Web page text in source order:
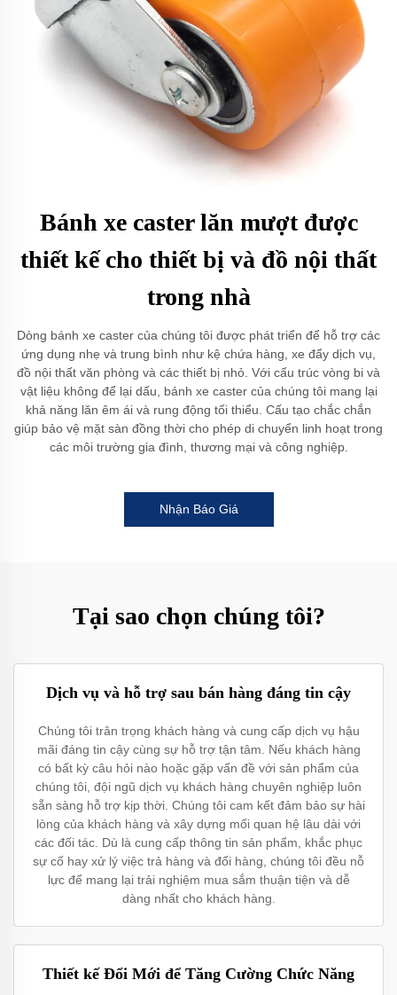
Bánh xe caster lăn mượt được
thiết kế cho thiết bị và đồ nội thất
trong nhà
Dòng bánh xe caster của chúng tôi được phát triển để hỗ trợ các
ứng dụng nhẹ và trung bình như kệ chứa hàng, xe đẩy dịch vụ,
đồ nội thất văn phòng và các thiết bị nhỏ. Với cấu trúc vòng bi và
vật liệu không để lại dấu, bánh xe caster của chúng tôi mang lại
khả năng lăn êm ái và rung động tối thiểu. Cấu tạo chắc chắn
giúp bảo vệ mặt sàn đồng thời cho phép di chuyển linh hoạt trong
các môi trường gia đình, thương mại và công nghiệp.
Nhận Báo Giá
Tại sao chọn chúng tôi?
Dịch vụ và hỗ trợ sau bán hàng đáng tin cậy
Chúng tôi trân trọng khách hàng và cung cấp dịch vụ hậu
mãi đáng tin cậy cùng sự hỗ trợ tận tâm. Nếu khách hàng
có bất kỳ câu hỏi nào hoặc gặp vấn đề với sản phẩm của
chúng tôi, đội ngũ dịch vụ khách hàng chuyên nghiệp luôn
sẵn sàng hỗ trợ kịp thời. Chúng tôi cam kết đảm bảo sự hài
lòng của khách hàng và xây dựng mối quan hệ lâu dài với
các đối tác. Dù là cung cấp thông tin sản phẩm, khắc phục
sự cố hay xử lý việc trả hàng và đổi hàng, chúng tôi đều nỗ
lực để mang lại trải nghiệm mua sắm thuận tiện và dễ
dàng nhất cho khách hàng.
Thiết kế Đổi Mới để Tăng Cường Chức Năng